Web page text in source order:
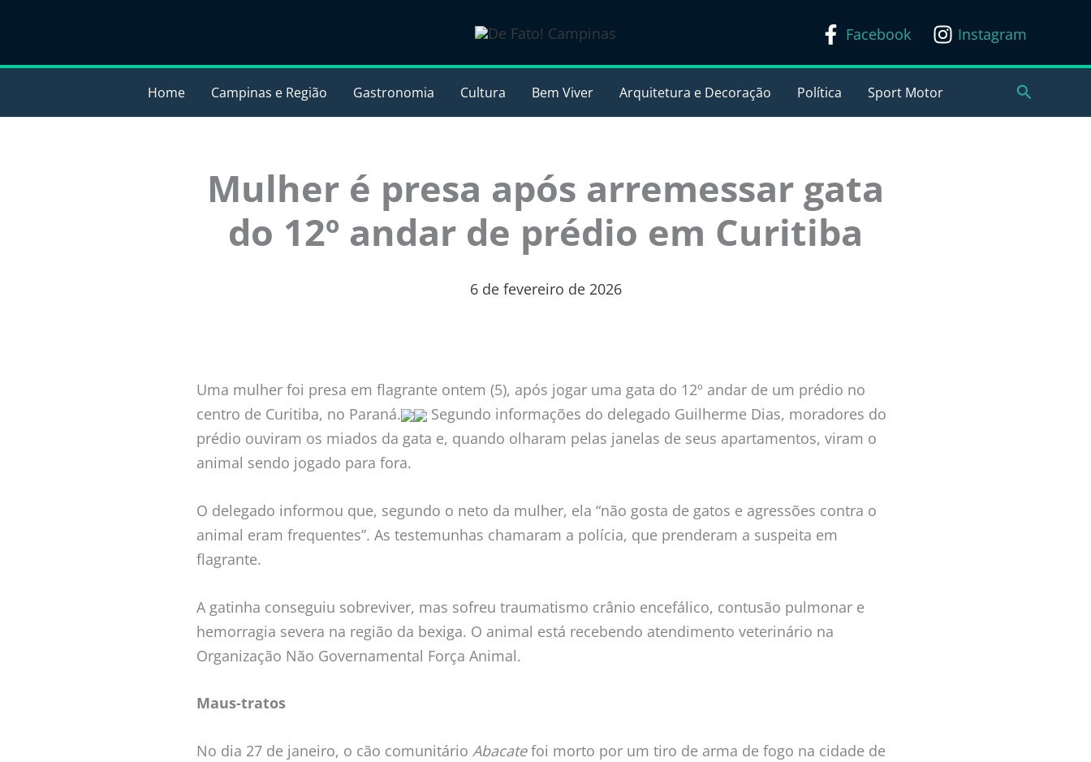
o
Facebook Instagram
Home Campinas e Região Gastronomia Cultura Bem Viver Arquitetura e Decoração Política Sport Motor Pesquisar
Mulher é presa após arremessar gata
do 12º andar de prédio em Curitiba
6 de fevereiro de 2026
Uma mulher foi presa em flagrante ontem (5), após jogar uma gata do 12º andar de um prédio no
centro de Curitiba, no Paraná.
Segundo informações do delegado Guilherme Dias, moradores do
prédio ouviram os miados da gata e, quando olharam pelas janelas de seus apartamentos, viram o
animal sendo jogado para fora.
O delegado informou que, segundo o neto da mulher, ela “não gosta de gatos e agressões contra o
animal eram frequentes”. As testemunhas chamaram a polícia, que prenderam a suspeita em
flagrante.
A gatinha conseguiu sobreviver, mas sofreu traumatismo crânio encefálico, contusão pulmonar e
hemorragia severa na região da bexiga. O animal está recebendo atendimento veterinário na
Organização Não Governamental Força Animal.
Maus-tratos
No dia 27 de janeiro, o cão comunitário Abacatefoi morto por um tiro de arma de fogo na cidade de